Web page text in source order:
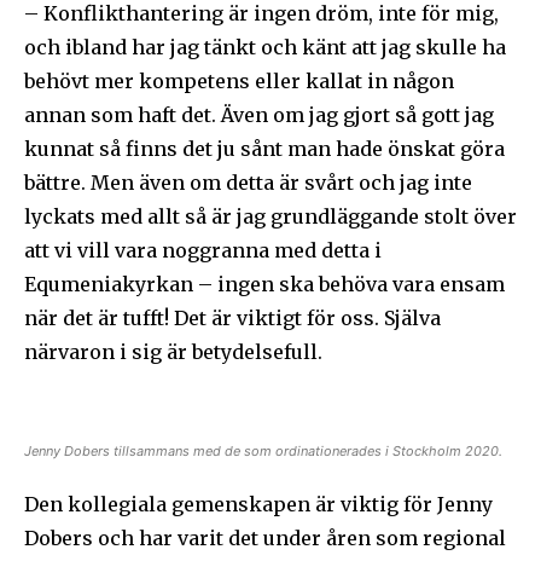
– Konflikthantering är ingen dröm, inte för mig,
och ibland har jag tänkt och känt att jag skulle ha
behövt mer kompetens eller kallat in någon
annan som haft det. Även om jag gjort så gott jag
kunnat så finns det ju sånt man hade önskat göra
bättre. Men även om detta är svårt och jag inte
lyckats med allt så är jag grundläggande stolt över
att vi vill vara noggranna med detta i
Equmeniakyrkan – ingen ska behöva vara ensam
när det är tufft! Det är viktigt för oss. Själva
närvaron i sig är betydelsefull.
Jenny Dobers tillsammans med de som ordinationerades i Stockholm 2020.
Den kollegiala gemenskapen är viktig för Jenny
Dobers och har varit det under åren som regional